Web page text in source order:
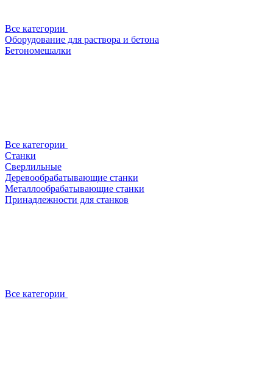
Все категории
Оборудование для раствора и бетона
Бетономешалки
Все категории
Станки
Сверлильные
Деревообрабатывающие станки
Металлообрабатывающие станки
Принадлежности для станков
Все категории